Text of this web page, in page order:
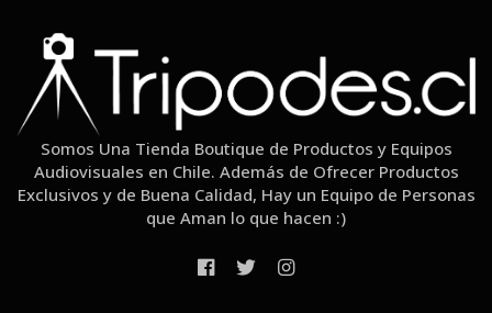
Somos Una Tienda Boutique de Productos y Equipos
Audiovisuales en Chile. Además de Ofrecer Productos
Exclusivos y de Buena Calidad, Hay un Equipo de Personas
que Aman lo que hacen :)